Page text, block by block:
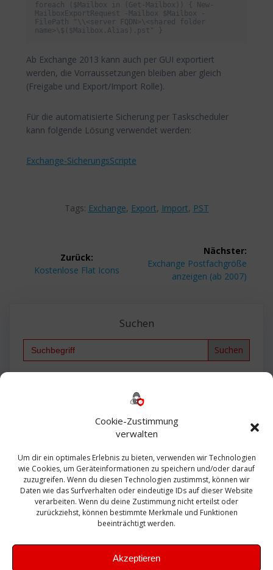
Cookie-Zustimmung
verwalten
Um dir ein optimales Erlebnis zu bieten, verwenden wir Technologien
wie Cookies, um Geräteinformationen zu speichern und/oder darauf
zuzugreifen. Wenn du diesen Technologien zustimmst, können wir
Daten wie das Surfverhalten oder eindeutige IDs auf dieser Website
verarbeiten. Wenn du deine Zustimmung nicht erteilst oder
zurückziehst, können bestimmte Merkmale und Funktionen
beeinträchtigt werden.
Akzeptieren
foreach ($Mailbox in (Get-Mailbox)) { New-
MailboxExportRequest -Mailbox $Mailbox -
FilePath "\\<server FQDN>\<shared folder
name>\$($Mailbox.Alias).pst" }
Ab Exchange 2013 kann auch per GUI exportiert
werden, die Vorraussetzungen bleiben aber gleich
(Freigabe und Export/Import Rolle).
Für die automatisierte Sicherung per Taskscheduler
kann folgende Lösung verwendet werden:
Exchange-SicherungsScripte
Tags: Exchange, Export, Import, PST
Zurück:
Vorheriger
Kostenlose Flat Icons
Nächster:
Nächster
Beitrag:
Exchange Postfachgröße
anzeigen (ab 2007)
Suchen
Search
Bautagebuch
Exchange firewall Fritzbox
Microsoft
Sanierung SBS Security Server Sicherheit
Sicherung SIEM Sophos SSL Ubuntu
Update Upgrade UTM VCenter VCSA Veeam
VMWare VPN WAZUH Windows
Zertifikat